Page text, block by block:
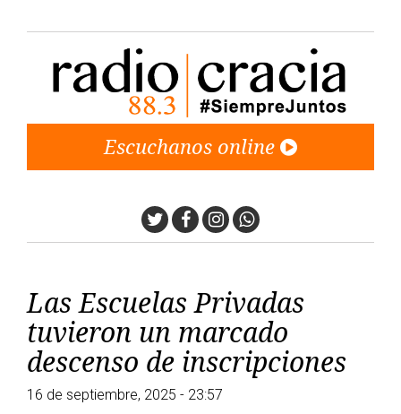
Escuchanos online
TwitterFacebook
Instagram
Whatsapp
Las Escuelas Privadas
tuvieron un marcado
descenso de inscripciones
16 de septiembre, 2025 - 23:57